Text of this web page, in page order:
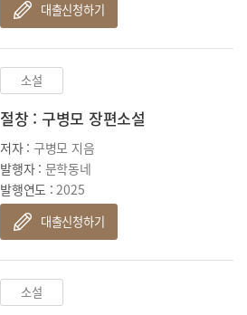
대출신청하기
소설
절창 : 구병모 장편소설
저자 : 구병모 지음
발행자 : 문학동네
발행연도 :2025
대출신청하기
소설